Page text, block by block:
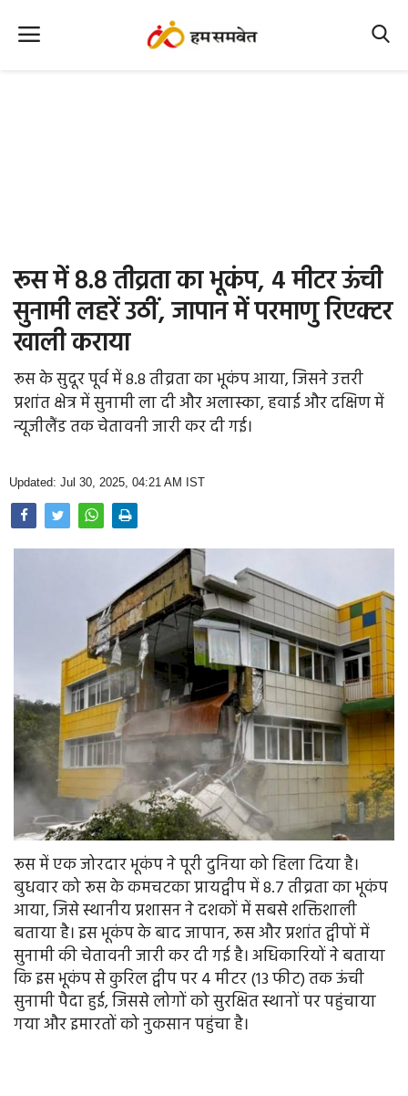
Office Office
Political Gossips
Farm & Food
Opinion
Photo Gallery
Home
रूस में 8.8 तीव्रता का भूकंप, 4 मीटर ऊंची
सुनामी लहरें उठीं, जापान में परमाणु रिएक्टर
खाली कराया
रूस के सुदूर पूर्व में 8.8 तीव्रता का भूकंप आया, जिसने उत्तरी
प्रशांत क्षेत्र में सुनामी ला दी और अलास्का, हवाई और दक्षिण में
न्यूजीलैंड तक चेतावनी जारी कर दी गई।
Updated: Jul 30, 2025, 04:21 AM IST
रूस में एक जोरदार भूकंप ने पूरी दुनिया को हिला दिया है।
बुधवार को रूस के कमचटका प्रायद्वीप में 8.7 तीव्रता का भूकंप
आया, जिसे स्थानीय प्रशासन ने दशकों में सबसे शक्तिशाली
बताया है। इस भूकंप के बाद जापान, रूस और प्रशांत द्वीपों में
सुनामी की चेतावनी जारी कर दी गई है। अधिकारियों ने बताया
कि इस भूकंप से कुरिल द्वीप पर 4 मीटर (13 फीट) तक ऊंची
सुनामी पैदा हुई, जिससे लोगों को सुरक्षित स्थानों पर पहुंचाया
गया और इमारतों को नुकसान पहुंचा है।